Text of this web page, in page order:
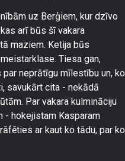
uz Berģiem, kur dzīvo
arī būs šī vakara
maziem. Ketija būs
Tiesa gan,
neprātīgu mīlestību un, ko
savukārt cita - nekādā
Par vakara kulmināciju
- hokejistam Kasparam
ar kaut ko tādu, par ko